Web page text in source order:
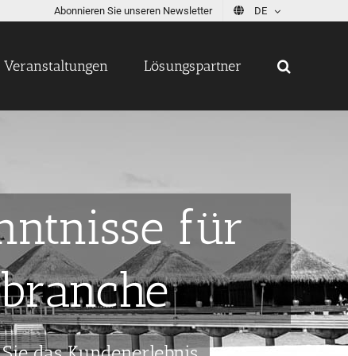
Abonnieren Sie unseren Newsletter DE
Veranstaltungen Lösungspartner
für